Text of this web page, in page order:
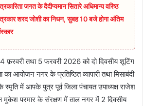
जगत के दैदीप्यमान सितारे अधिमान्य वरिष्ठ
शरद जोशी का निधन, सुबह 10 बजे होगा अंतिम
फ़रवरी तथा 5 फरवरी 2026 को दो दिवसीय शूटिंग
का आयोजन नगर के प्रतिष्ठित व्यापारी तथा मिसाबंदी
स्मृति में आपके पुत्र पूर्व जिला पंचायत उपाध्यक्ष राजेश
मुकेश परमार के संरक्षण में ताल नगर में 2 दिवसीय